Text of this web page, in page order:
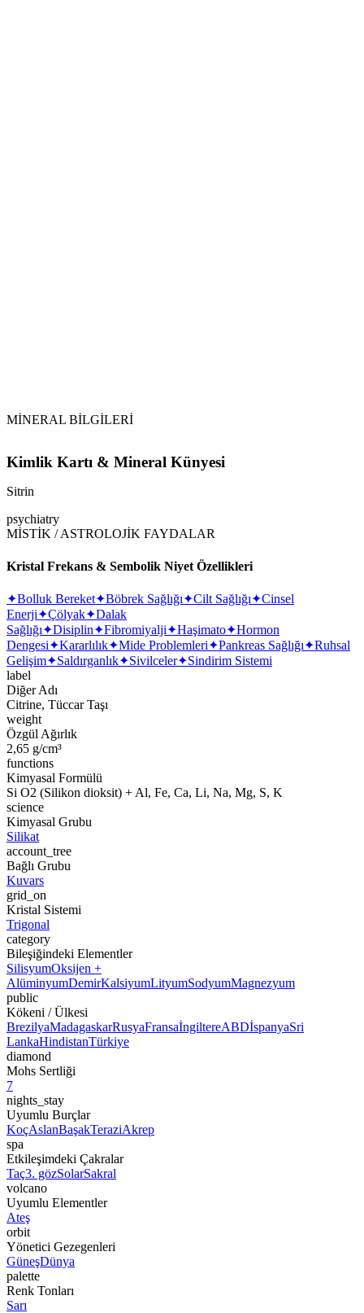
MİNERAL BİLGİLERİ
Kimlik Kartı & Mineral Künyesi
Sitrin
psychiatry
MİSTİK / ASTROLOJİK FAYDALAR
Kristal Frekans & Sembolik Niyet Özellikleri
✦Bolluk Bereket✦Böbrek Sağlığı✦Cilt Sağlığı✦Cinsel
Enerji✦Çölyak✦Dalak
Sağlığı✦Disiplin✦Fibromiyalji✦Haşimato✦Hormon
Dengesi✦Kararlılık✦Mide Problemleri✦Pankreas Sağlığı✦Ruhsal
Gelişim✦Saldırganlık✦Sivilceler✦Sindirim Sistemi
label
Diğer Adı
Citrine, Tüccar Taşı
weight
Özgül Ağırlık
2,65 g/cm³
functions
Kimyasal Formülü
Si O2 (Silikon dioksit) + Al, Fe, Ca, Li, Na, Mg, S, K
science
Kimyasal Grubu
Silikat
account_tree
Bağlı Grubu
Kuvars
grid_on
Kristal Sistemi
Trigonal
category
Bileşiğindeki Elementler
SilisyumOksijen +
AlüminyumDemirKalsiyumLityumSodyumMagnezyum
public
Kökeni / Ülkesi
BrezilyaMadagaskarRusyaFransaİngiltereABDİspanyaSri
LankaHindistanTürkiye
diamond
Mohs Sertliği
7
nights_stay
Uyumlu Burçlar
KoçAslanBaşakTeraziAkrep
spa
Etkileşimdeki Çakralar
Taç3. gözSolarSakral
volcano
Uyumlu Elementler
Ateş
orbit
Yönetici Gezegenleri
GüneşDünya
palette
Renk Tonları
Sarı